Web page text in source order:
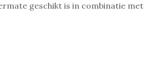
geschikt is in combinatie met